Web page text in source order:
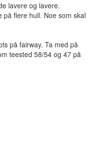
lavere og lavere.
på flere hull. Noe som skal
på fairway. Ta med på
teested 58/54 og 47 på